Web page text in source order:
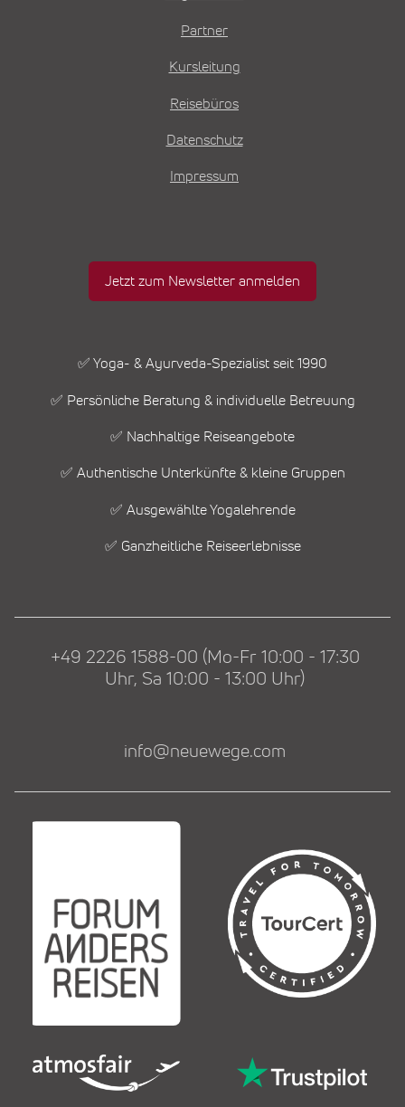
Partner
Kursleitung
Reisebüros
Datenschutz
Impressum
Jetzt zum Newsletter anmelden
✅ Yoga- & Ayurveda-Spezialist seit 1990
✅ Persönliche Beratung & individuelle Betreuung
✅ Nachhaltige Reiseangebote
✅ Authentische Unterkünfte & kleine Gruppen
✅ Ausgewählte Yogalehrende
✅ Ganzheitliche Reiseerlebnisse
+49 2226 1588-00 (Mo-Fr 10:00 - 17:30
Uhr, Sa 10:00 - 13:00 Uhr)
info@neuewege.com